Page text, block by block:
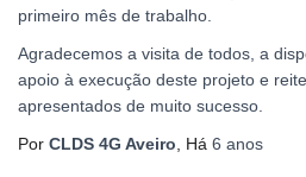
primeiro mês de trabalho.
Agradecemos a visita de todos, a
apoio à execução deste projeto e
apresentados de muito sucesso.
Por CLDS 4G Aveiro , Há 6 anos